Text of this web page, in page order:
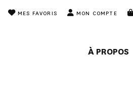
MES FAVORIS MON COMPTE
À PROPOS